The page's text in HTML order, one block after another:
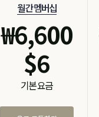
월간 멤버십
₩6,600
$6
기본 요금